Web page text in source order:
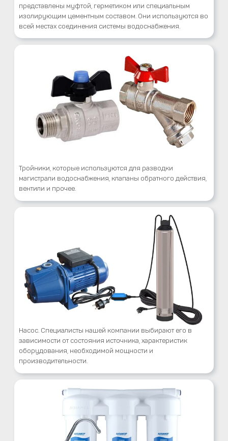
представлены муфтой, герметиком или специальным
изолирующим цементным составом. Они используются во
всей местах соединения системы водоснабжения.
Тройники, которые используются для разводки
магистрали водоснабжения, клапаны обратного действия,
вентили и прочее.
Насос. Специалисты нашей компании выбирают его в
зависимости от состояния источника, характеристик
оборудования, необходимой мощности и
производительности.